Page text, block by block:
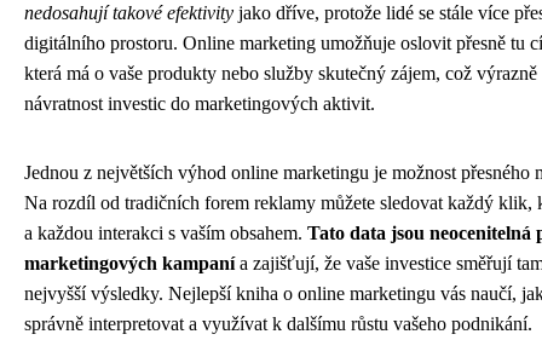
nedosahují takové efektivity jako dříve, protože lidé se stále více
digitálního prostoru. Online marketing umožňuje oslovit přesně tu
která má o vaše produkty nebo služby skutečný zájem, což
návratnost investic do marketingových aktivit.
Jednou z největších výhod online marketingu je možnost přesného
Na rozdíl od tradičních forem reklamy můžete sledovat každý klik,
a každou interakci s vaším obsahem. Tato data jsou neocenitelná
marketingových kampanía zajišťují, že vaše investice směřují
nejvyšší výsledky. Nejlepší kniha o online marketingu vás naučí,
správně interpretovat a využívat k dalšímu růstu vašeho podnikání.